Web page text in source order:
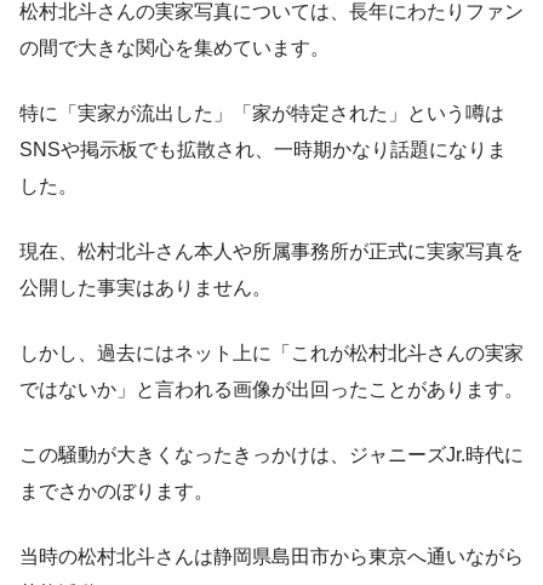
松村北斗さんの実家写真については、長年にわたりファン
の間で大きな関心を集めています。
特に「実家が流出した」「家が特定された」という噂は
SNSや掲示板でも拡散され、一時期かなり話題になりま
した。
現在、松村北斗さん本人や所属事務所が正式に実家写真を
公開した事実はありません。
しかし、過去にはネット上に「これが松村北斗さんの実家
ではないか」と言われる画像が出回ったことがあります。
この騒動が大きくなったきっかけは、ジャニーズJr.時代に
までさかのぼります。
当時の松村北斗さんは静岡県島田市から東京へ通いながら